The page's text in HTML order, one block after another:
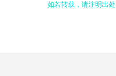
如若转载，请注明出